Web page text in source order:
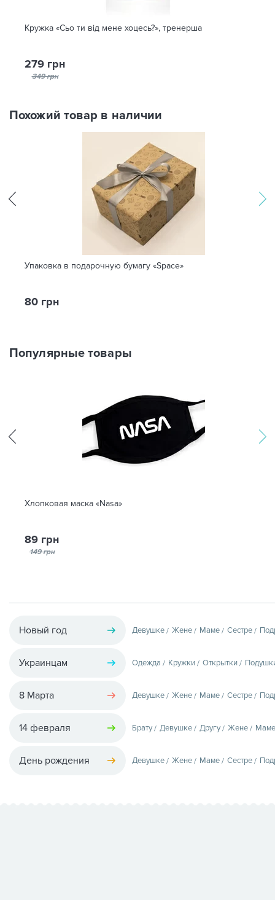
Кружка «Сьо ти від мене хоцесь?», тренерша
279 грн
349 грн
Похожий товар в наличии
Упаковка в подарочную бумагу «Space»
80 грн
Популярные товары
Хлопковая маска «Nasa»
89 грн
149 грн
Новый год Девушке Жене Маме Сестре
Украинцам Одежда Кружки Открытки
8 Марта Девушке Жене Маме Сестре
14 февраля Брату Девушке Другу Жене Маме
День рождения Девушке Жене Маме Сестре